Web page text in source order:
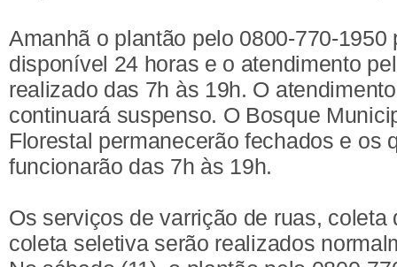
Amanhã o plantão pelo 0800-770-1950
disponível 24 horas e o atendimento
realizado das 7h às 19h. O
continuará suspenso. O Bosque
Florestal permanecerão fechados e os
funcionarão das 7h às 19h.
Os serviços de varrição de ruas, coleta
coleta seletiva serão realizados